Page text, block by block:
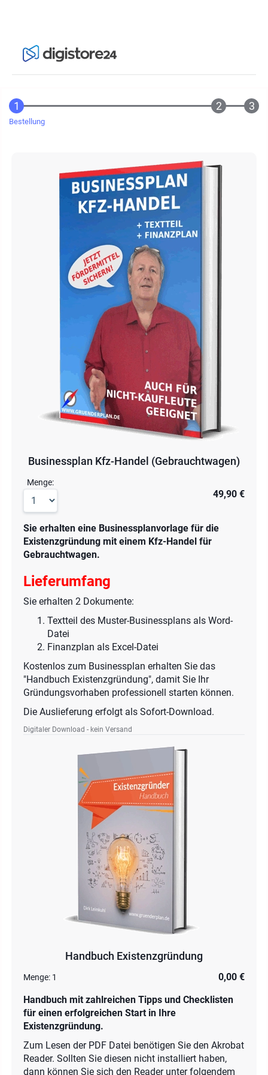
Bestellung
Businessplan Kfz-Handel (Gebrauchtwagen)
Menge:
49,90 €
Sie erhalten eine Businessplanvorlage für die
Existenzgründung mit einem Kfz-Handel für
Gebrauchtwagen.
Lieferumfang
Sie erhalten 2 Dokumente:
Textteil des Muster-Businessplans als Word-
Datei
Finanzplan als Excel-Datei
Kostenlos zum Businessplan erhalten Sie das
"Handbuch Existenzgründung", damit Sie Ihr
Gründungsvorhaben professionell starten können.
Die Auslieferung erfolgt als Sofort-Download.
Digitaler Download - kein Versand
Handbuch Existenzgründung
Menge: 1
0,00 €
Handbuch mit zahlreichen Tipps und Checklisten
für einen erfolgreichen Start in Ihre
Existenzgründung.
Zum Lesen der PDF Datei benötigen Sie den Akrobat
Reader. Sollten Sie diesen nicht installiert haben,
dann können Sie sich den Reader unter folgendem